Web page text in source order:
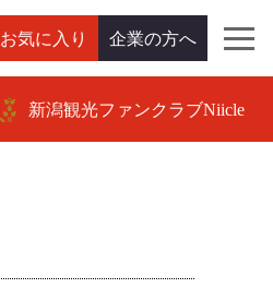
お気に入り 企業の方へ
新潟観光ファンクラブNiicle